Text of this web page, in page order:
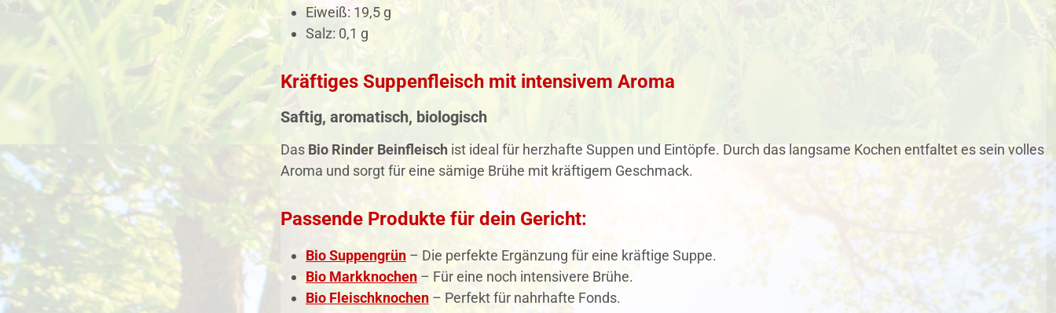
Eiweiß: 19,5 g
Salz: 0,1 g
Kräftiges Suppenfleisch mit intensivem Aroma
Saftig, aromatisch, biologisch
Das Bio Rinder Beinfleisch ist ideal für herzhafte Suppen und Eintöpfe. Durch das langsame Kochen entfaltet es sein volles
Aroma und sorgt für eine sämige Brühe mit kräftigem Geschmack.
Passende Produkte für dein Gericht:
Bio Suppengrün – Die perfekte Ergänzung für eine kräftige Suppe.
Bio Markknochen – Für eine noch intensivere Brühe.
Bio Fleischknochen – Perfekt für nahrhafte Fonds.